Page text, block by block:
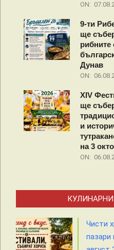
ON:
9-ти
ще
рибните
Дунав
ON:
XIV
ще
и
на 3
ON:
Чисти
пазари